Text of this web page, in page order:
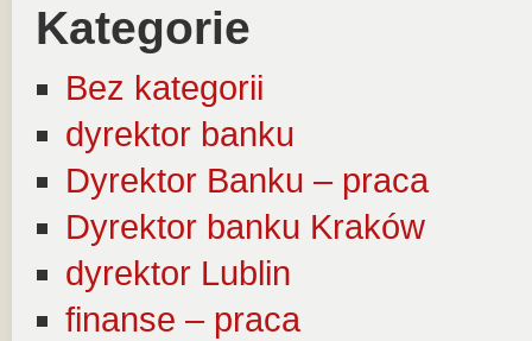
Kategorie
Bez kategorii
dyrektor banku
Dyrektor Banku – praca
Dyrektor banku Kraków
dyrektor Lublin
finanse – praca